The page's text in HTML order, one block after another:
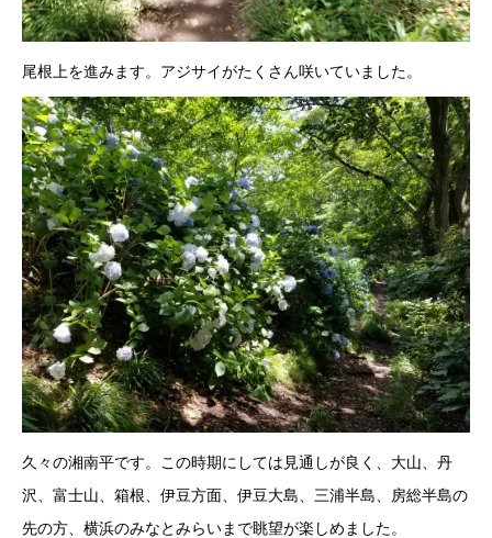
尾根上を進みます。アジサイがたくさん咲いていました。
久々の湘南平です。この時期にしては見通しが良く、大山、丹
沢、富士山、箱根、伊豆方面、伊豆大島、三浦半島、房総半島の
先の方、横浜のみなとみらいまで眺望が楽しめました。